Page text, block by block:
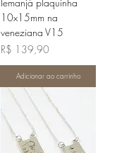
10x15mm na
veneziana V15
Preço
R$ 139,90
Adicionar ao carrinho